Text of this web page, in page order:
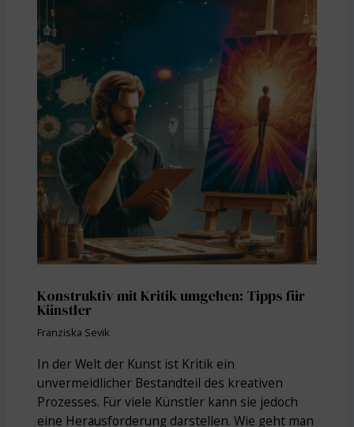
Konstruktiv mit Kritik umgehen: Tipps für
Künstler
Franziska Sevik
In der Welt der Kunst ist Kritik ein
unvermeidlicher Bestandteil des kreativen
Prozesses. Für viele Künstler kann sie jedoch
eine Herausforderung darstellen. Wie geht man